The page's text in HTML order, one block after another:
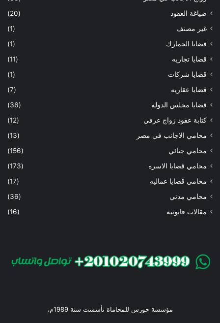
صياغة العقود
(20)
غير مصنف
(1)
قضايا الجمارك
(1)
قضايا تجاريه
(11)
قضايا شركات
(1)
قضايا عقاريه
(7)
قضايا مجلس الدوله
(36)
كتابة عقود زواج عرفي
(12)
محامي الاجانب في مصر
(13)
محامي جنائي
(156)
محامي قضايا الاسره
(173)
محامي قضايا عماليه
(17)
محامي مدني
(36)
مقالات قانونيه
(16)
مؤسسة حورس للمحاماة تأسست سنة 1989م،